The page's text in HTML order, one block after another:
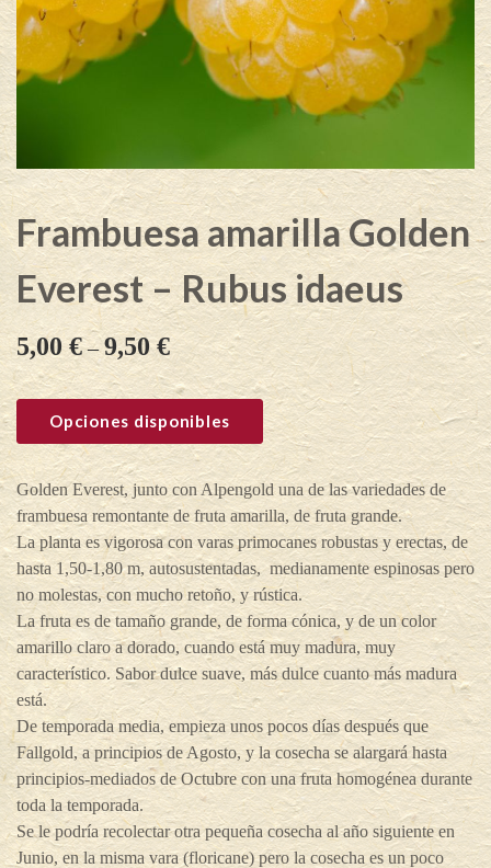
Frambuesa amarilla Golden
Everest – Rubus idaeus
5,00€–9,50€
Opciones disponibles
Golden Everest, junto con Alpengold una de las variedades de
frambuesa remontante de fruta amarilla, de fruta grande.
La planta es vigorosa con varas primocanes robustas y erectas, de
hasta 1,50-1,80 m, autosustentadas, medianamente espinosas pero
no molestas, con mucho retoño, y rústica.
La fruta es de tamaño grande, de forma cónica, y de un color
amarillo claro a dorado, cuando está muy madura, muy
característico. Sabor dulce suave, más dulce cuanto más madura
está.
De temporada media, empieza unos pocos días después que
Fallgold, a principios de Agosto, y la cosecha se alargará hasta
principios-mediados de Octubre con una fruta homogénea durante
toda la temporada.
Se le podría recolectar otra pequeña cosecha al año siguiente en
Junio, en la misma vara (floricane) pero la cosecha es un poco